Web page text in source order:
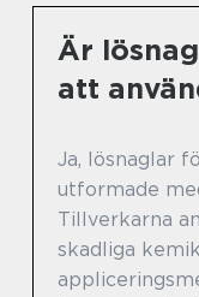
Är
att
Ja, lösnaglar
utformade
Tillverkarna
skadliga